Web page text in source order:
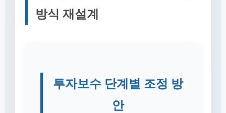
방식 재설계
투자보수 단계별 조정 방
안